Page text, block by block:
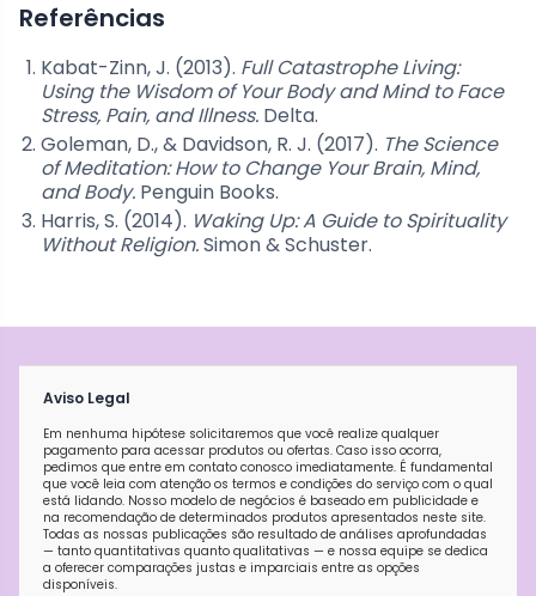
Referências
Kabat-Zinn, J. (2013). Full Catastrophe Living:
Using the Wisdom of Your Body and Mind to Face
Stress, Pain, and Illness. Delta.
Goleman, D., & Davidson, R. J. (2017). The Science
of Meditation: How to Change Your Brain, Mind,
and Body. Penguin Books.
Harris, S. (2014). Waking Up: A Guide to Spirituality
Without Religion.Simon & Schuster.
Aviso Legal
Em nenhuma hipótese solicitaremos que você realize qualquer
pagamento para acessar produtos ou ofertas. Caso isso ocorra,
pedimos que entre em contato conosco imediatamente. É fundamental
que você leia com atenção os termos e condições do serviço com o qual
está lidando. Nosso modelo de negócios é baseado em publicidade e
na recomendação de determinados produtos apresentados neste site.
Todas as nossas publicações são resultado de análises aprofundadas
— tanto quantitativas quanto qualitativas — e nossa equipe se dedica
a oferecer comparações justas e imparciais entre as opções
disponíveis.